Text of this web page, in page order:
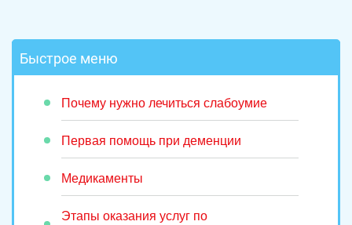
Быстрое меню
Почему нужно лечиться слабоумие
Первая помощь при деменции
Медикаменты
Этапы оказания услуг по